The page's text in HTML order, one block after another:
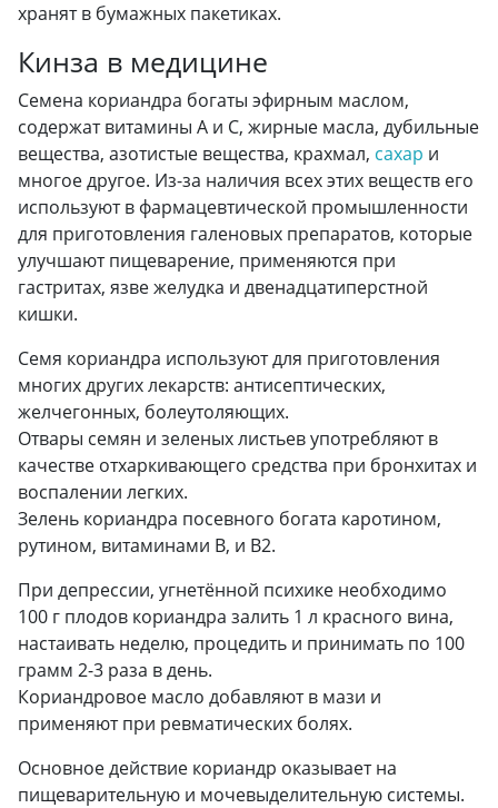
хранят в бумажных пакетиках.
Кинза в медицине
Семена кориандра богаты эфирным маслом,
содержат витамины А и С, жирные масла, дубильные
вещества, азотистые вещества, крахмал, сахар и
многое другое. Из-за наличия всех этих веществ его
используют в фармацевтической промышленности
для приготовления галеновых препаратов, которые
улучшают пищеварение, применяются при
гастритах, язве желудка и двенадцатиперстной
кишки.
Семя кориандра используют для приготовления
многих других лекарств: антисептических,
желчегонных, болеутоляющих.
Отвары семян и зеленых листьев употребляют в
качестве отхаркивающего средства при бронхитах и
воспалении легких.
Зелень кориандра посевного богата каротином,
рутином, витаминами В, и В2.
При депрессии, угнетённой психике необходимо
100 г плодов кориандра залить 1 л красного вина,
настаивать неделю, процедить и принимать по 100
грамм 2-3 раза в день.
Кориандровое масло добавляют в мази и
применяют при ревматических болях.
Основное действие кориандр оказывает на
пищеварительную и мочевыделительную системы.